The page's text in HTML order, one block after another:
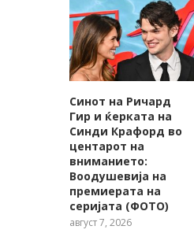
Синот на Ричард
Гир и ќерката на
Синди Крафорд во
центарот на
вниманието:
Воодушевија на
премиерата на
серијата (ФОТО)
август 7, 2026